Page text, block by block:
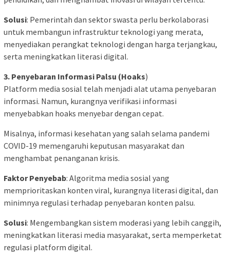
Solusi: Pemerintah dan sektor swasta perlu berkolaborasi
untuk membangun infrastruktur teknologi yang merata,
menyediakan perangkat teknologi dengan harga terjangkau,
serta meningkatkan literasi digital.
3. Penyebaran Informasi Palsu (Hoaks)
Platform media sosial telah menjadi alat utama penyebaran
informasi. Namun, kurangnya verifikasi informasi
menyebabkan hoaks menyebar dengan cepat.
Misalnya, informasi kesehatan yang salah selama pandemi
COVID-19 memengaruhi keputusan masyarakat dan
menghambat penanganan krisis.
Faktor Penyebab: Algoritma media sosial yang
memprioritaskan konten viral, kurangnya literasi digital, dan
minimnya regulasi terhadap penyebaran konten palsu.
Solusi: Mengembangkan sistem moderasi yang lebih canggih,
meningkatkan literasi media masyarakat, serta memperketat
regulasi platform digital.